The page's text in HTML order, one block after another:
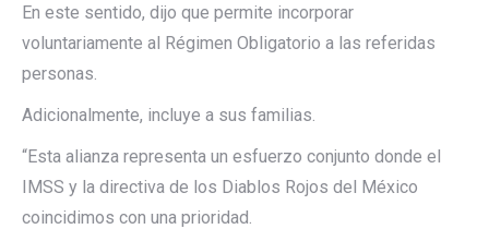
En este sentido, dijo que permite incorporar
voluntariamente al Régimen Obligatorio a las referidas
personas.
Adicionalmente, incluye a sus familias.
“Esta alianza representa un esfuerzo conjunto donde el
IMSS y la directiva de los Diablos Rojos del México
coincidimos con una prioridad.